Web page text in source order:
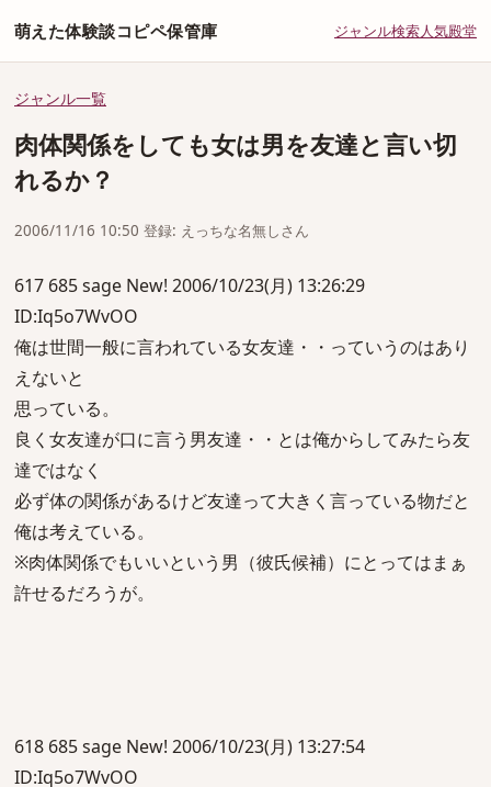
萌えた体験談コピペ保管庫 ジャンル検索人気殿堂
ジャンル一覧
肉体関係をしても女は男を友達と言い切
れるか？
2006/11/16 10:50 登録: えっちな名無しさん
617 685 sage New! 2006/10/23(月) 13:26:29
ID:Iq5o7WvOO
俺は世間一般に言われている女友達・・っていうのはあり
えないと
思っている。
良く女友達が口に言う男友達・・とは俺からしてみたら友
達ではなく
必ず体の関係があるけど友達って大きく言っている物だと
俺は考えている。
※肉体関係でもいいという男（彼氏候補）にとってはまぁ
許せるだろうが。
618 685 sage New! 2006/10/23(月) 13:27:54
ID:Iq5o7WvOO